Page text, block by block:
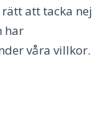
att tacka nej
har
våra villkor.